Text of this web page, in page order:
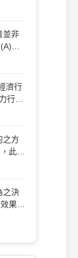
險
並非
省
濟行
行
之方
此
(B)比
之決
果
但依
特